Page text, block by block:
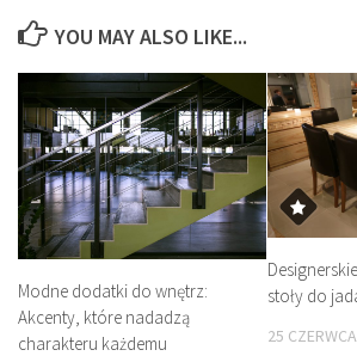
YOU MAY ALSO LIKE...
Modne dodatki do wnętrz:
Akcenty, które nadadzą
charakteru każdemu
stoły do
25